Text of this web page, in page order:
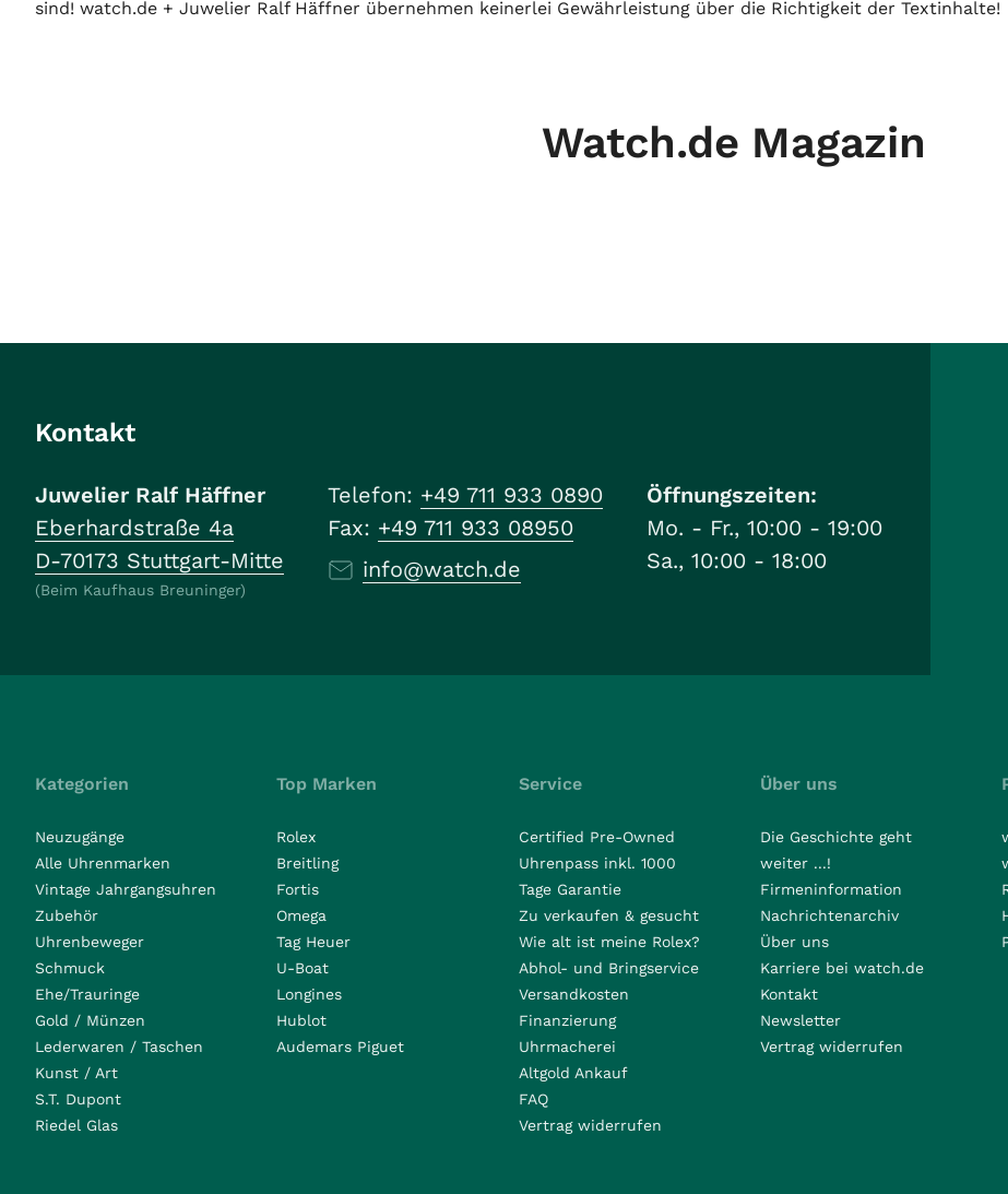
sind! watch.de + Juwelier Ralf Häffner übernehmen keinerlei Gewährleistung über die Richtigkeit der Textinhalte!
Watch.de Magazin
Kontakt
Juwelier Ralf Häffner
Eberhardstraße 4a
D-70173 Stuttgart-Mitte
(Beim Kaufhaus Breuninger)
Telefon: +49 711 933 0890
Fax: +49 711 933 08950
info@watch.de
Öffnungszeiten:
Mo. - Fr., 10:00 - 19:00
Sa., 10:00 - 18:00
Kategorien
Neuzugänge
Alle Uhrenmarken
Vintage Jahrgangsuhren
Zubehör
Uhrenbeweger
Schmuck
Ehe/Trauringe
Gold / Münzen
Lederwaren / Taschen
Kunst / Art
S.T. Dupont
Riedel Glas
Top Marken
Rolex
Breitling
Fortis
Omega
Tag Heuer
U-Boat
Longines
Hublot
Audemars Piguet
Service
Certified Pre-Owned
Uhrenpass inkl. 1000
Tage Garantie
Zu verkaufen & gesucht
Wie alt ist meine Rolex?
Abhol- und Bringservice
Versandkosten
Finanzierung
Uhrmacherei
Altgold Ankauf
FAQ
Vertrag widerrufen
Über uns
Die Geschichte geht
weiter ...!
Firmeninformation
Nachrichtenarchiv
Über uns
Karriere bei watch.de
Kontakt
Newsletter
Vertrag widerrufen